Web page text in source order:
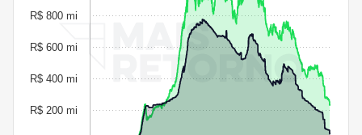
R$ 200 mi
R$ 400 mi
R$ 600 mi
R$ 800 mi